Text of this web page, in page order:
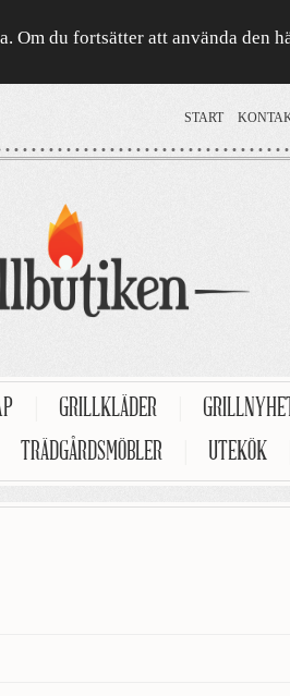
du fortsätter att använda den
START
GRILLKLÄDER
TRÄDGÅRDSMÖBLER UTEKÖK